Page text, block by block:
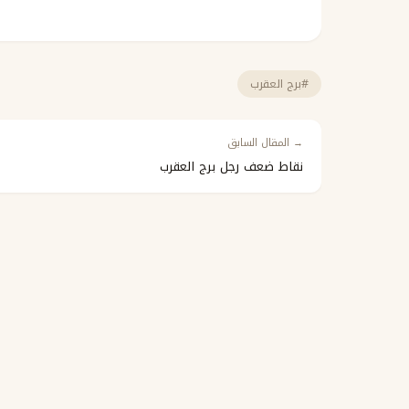
#برج العقرب
→ المقال السابق
نقاط ضعف رجل برج العقرب